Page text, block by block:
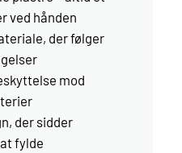
ved hånden
der følger
mod
der sidder
fylde